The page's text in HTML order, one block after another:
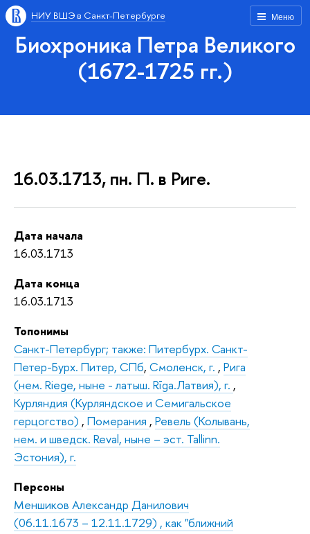
Меню
НИУ ВШЭ в Санкт-Петербурге
Биохроника Петра Великого
(1672-1725 гг.)
16.03.1713, пн. П. в Риге.
Дата начала
16.03.1713
Дата конца
16.03.1713
Топонимы
Санкт-Петербург; также: Питербурх. Санкт-
Петер-Бурх. Питер, СПб, Смоленск, г. , Рига
(нем. Riege, ныне - латыш. Rīga.Латвия), г. ,
Курляндия (Курляндское и Семигальское
герцогство) , Померания , Ревель (Колывань,
нем. и шведск. Reval, ныне – эст. Tallinn.
Эстония), г.
Персоны
Меншиков Александр Данилович
(06.11.1673 – 12.11.1729) , как "ближний